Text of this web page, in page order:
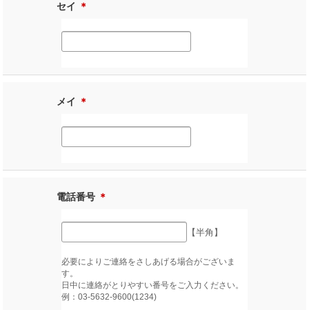
セイ ＊
メイ ＊
電話番号 ＊
【半角】
必要によりご連絡をさしあげる場合がございま
す。
日中に連絡がとりやすい番号をご入力ください。
例：03-5632-9600(1234)